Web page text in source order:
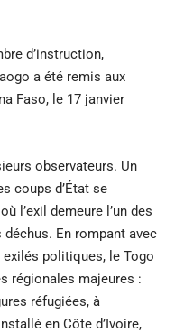
d’instruction,
a été remis aux
Faso, le 17 janvier
observateurs. Un
coups d’État se
l’exil demeure l’un des
En rompant avec
politiques, le Togo
régionales majeures :
réfugiées, à
en Côte d’Ivoire,